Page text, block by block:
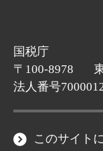
国税庁
〒100-8978
法人番号
このサイト